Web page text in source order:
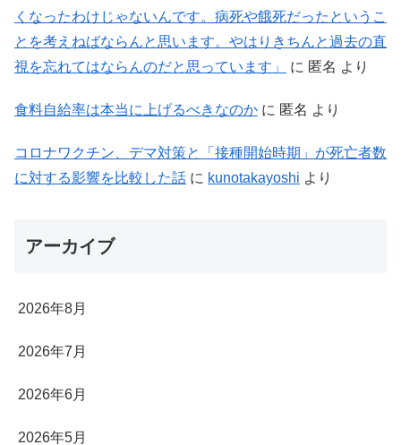
くなったわけじゃないんです。病死や餓死だったというこ
とを考えねばならんと思います。やはりきちんと過去の直
視を忘れてはならんのだと思っています」
に 匿名 より
食料自給率は本当に上げるべきなのか に 匿名 より
コロナワクチン、デマ対策と「接種開始時期」が死亡者数
に対する影響を比較した話 に kunotakayoshi より
アーカイブ
2026年8月
2026年7月
2026年6月
2026年5月